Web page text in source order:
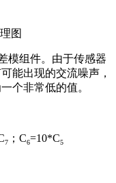
图
模组件。由于传感器
能出现的交流噪声，
个非常低的值。
7； C6=10*C5